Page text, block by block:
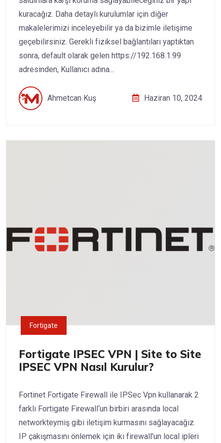
kuracağız. Daha detaylı kurulumlar için diğer
makalelerimizi inceleyebilir ya da bizimle iletişime
geçebilirsiniz. Gerekli fiziksel bağlantıları yaptıktan
sonra, default olarak gelen https://192.168.1.99
adresinden, Kullanıcı adına...
Ahmetcan Kuş Haziran 10, 2024
Fortigate
Fortigate IPSEC VPN | Site to Site
IPSEC VPN Nasıl Kurulur?
Fortinet Fortigate Firewall ile IPSec Vpn kullanarak 2
farklı Fortigate Firewall‘un birbiri arasında local
networkteymiş gibi iletişim kurmasını sağlayacağız.
IP çakışmasını önlemek için iki firewall’un local ipleri